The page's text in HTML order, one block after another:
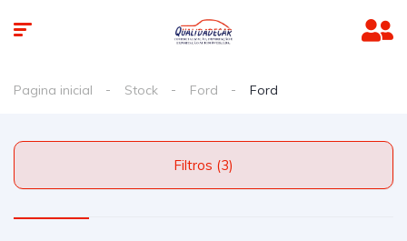
Pagina inicial Stock Ford Ford
Filtros (3)